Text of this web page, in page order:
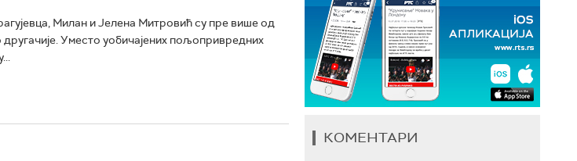
Милан и Јелена Митровић су пре више од
Уместо уобичајених пољопривредних
КОМЕНТАРИ